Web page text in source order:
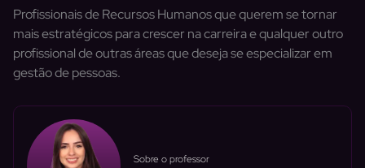
Profissionais de Recursos Humanos que querem se tornar
mais estratégicos para crescer na carreira e qualquer outro
profissional de outras áreas que deseja se especializar em
gestão de pessoas.
Sobre o professor